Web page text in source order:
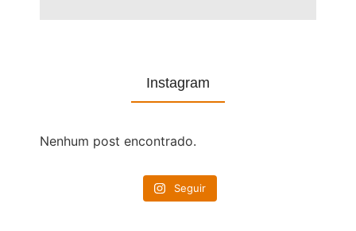
Instagram
Nenhum post encontrado.
Seguir